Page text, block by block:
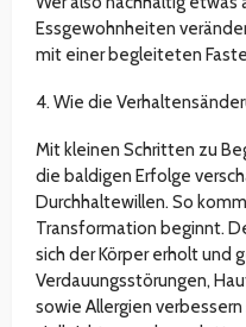
Essgewohnheiten
mit einer begleiteten
4. Wie die
Mit kleinen Schritten zu
die baldigen Erfolge
Durchhaltewillen. So
Transformation beginnt.
sich der Körper erholt und
Verdauungsstörungen,
sowie Allergien